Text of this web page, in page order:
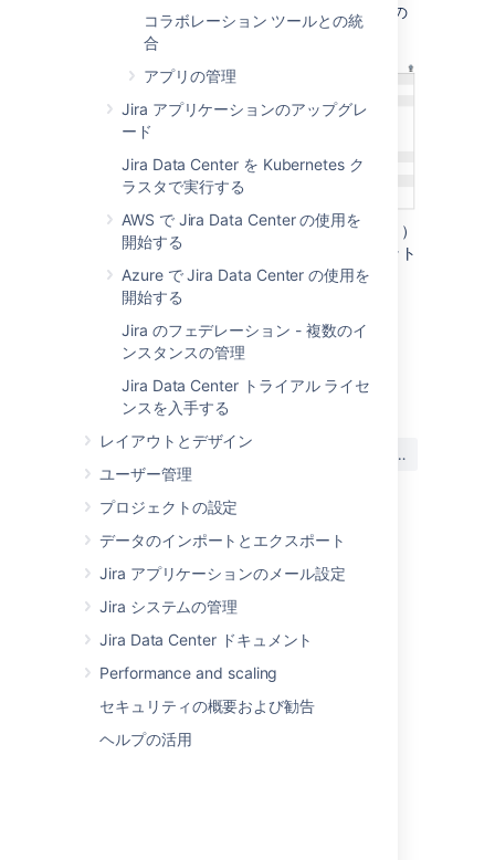
コラボレーション ツールとの統
合
アプリの管理
Jira アプリケーションのアップグレ
ード
Jira Data Center を Kubernetes ク
ラスタで実行する
AWS で Jira Data Center の使用を
開始する
Azure で Jira Data Center の使用を
開始する
Jira のフェデレーション - 複数のイ
ンスタンスの管理
Jira Data Center トライアル ライセ
ンスを入手する
レイアウトとデザイン
ユーザー管理
プロジェクトの設定
データのインポートとエクスポート
Jira アプリケーションのメール設定
Jira システムの管理
Jira Data Center ドキュメント
Performance and scaling
セキュリティの概要および勧告
ヘルプの活用
ーションでも、Subversion で行う関連コードの
変更に Jira をリンクさせることが可能です。
コミット ログが課題キー（上記の「TEST-3 」）
をメンションしている場合、このタブにコミット
が表示されます。
最終更新日 2025 年 11 月 21 日
この内容はお役に立ちました
か?
いいえ
このセクションの項目
リスナー
webhook の管理
サービス